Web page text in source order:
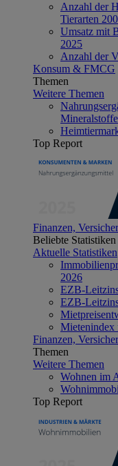
Anzahl der
Tierarten
Umsatz mit
2025
Anzahl der
Konsum & FMCG
Themen
Weitere Themen
Mineralstoffe
Top Report
Finanzen,
Beliebte Statistiken
Aktuelle Statistiken
2026
EZB-
EZB-
Mietenindex
Finanzen,
Themen
Weitere Themen
Wohnen im
Top Report